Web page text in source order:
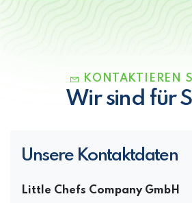
KONTAKTIEREN
Wir sind für
Unsere Kontaktdaten
Little Chefs Company GmbH